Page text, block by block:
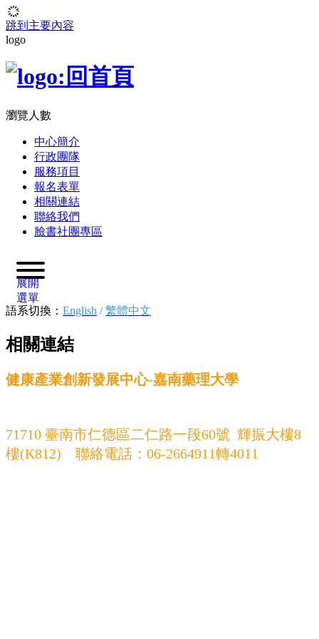
跳到主要內容
logo
瀏覽人數
中心簡介
行政團隊
服務項目
報名表單
相關連結
聯絡我們
臉書社團專區
展開
選單
語系切換： English /繁體中文
相關連結
健康產業創新發展中心-嘉南藥理大學
71710 臺南市仁德區二仁路一段60號 輝振大樓8
樓(K812) 聯絡電話：06-2664911轉4011